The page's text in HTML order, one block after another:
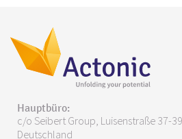
Hauptbüro:
c/o Seibert Group, Luisenstraße 37-
Deutschland